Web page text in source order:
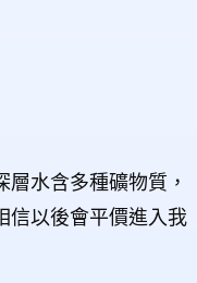
水含多種礦物質，
信以後會平價進入我